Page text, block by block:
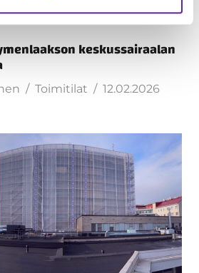
keskussairaalan
Toimitilat 12.02.2026